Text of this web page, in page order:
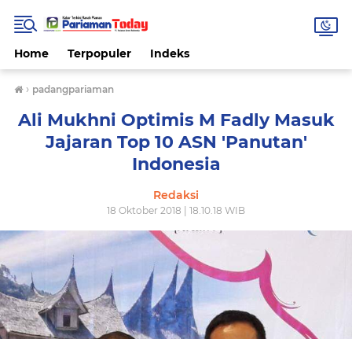
Home Terpopuler Indeks
› padangpariaman
Ali Mukhni Optimis M Fadly Masuk
Jajaran Top 10 ASN 'Panutan'
Indonesia
Redaksi
18 Oktober 2018 | 18.10.18 WIB